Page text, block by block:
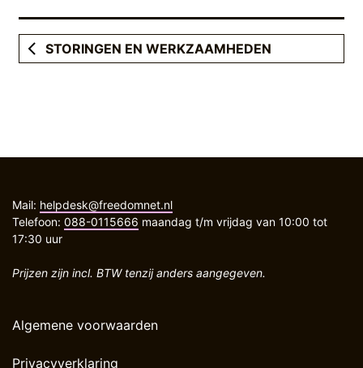
STORINGEN EN WERKZAAMHEDEN
Mail: helpdesk@freedomnet.nl
Telefoon: 088-0115666 maandag t/m vrijdag van 10:00 tot
17:30 uur
Prijzen zijn incl. BTW tenzij anders aangegeven.
Algemene voorwaarden
Privacyverklaring